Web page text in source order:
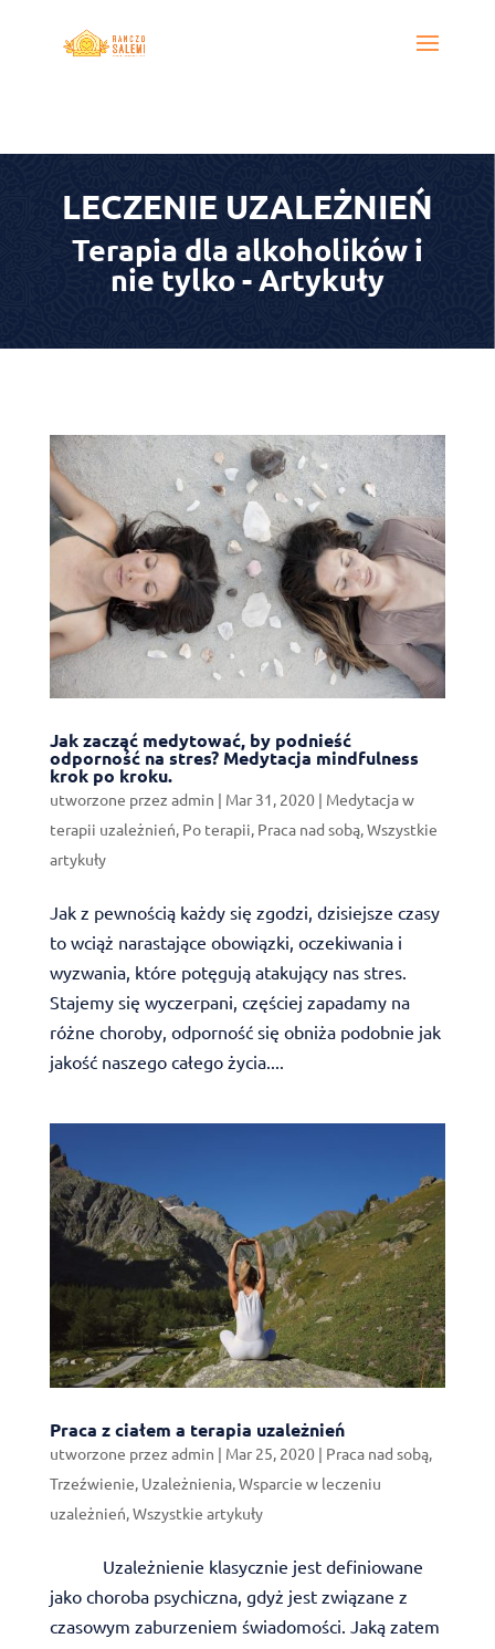
LECZENIE UZALEŻNIEŃ
Terapia dla alkoholików i
nie tylko - Artykuły
Jak zacząć medytować, by podnieść
odporność na stres? Medytacja mindfulness
krok po kroku.
utworzone przez admin | Mar 31, 2020| Medytacja w
terapii uzależnień, Po terapii, Praca nad sobą,Wszystkie
artykuły
Jak z pewnością każdy się zgodzi, dzisiejsze czasy
to wciąż narastające obowiązki, oczekiwania i
wyzwania, które potęgują atakujący nas stres.
Stajemy się wyczerpani, częściej zapadamy na
różne choroby, odporność się obniża podobnie jak
jakość naszego całego życia....
Praca z ciałem a terapia uzależnień
utworzone przez admin | Mar 25, 2020| Praca nad sobą,
Trzeźwienie, Uzależnienia,Wsparcie w leczeniu
uzależnień,Wszystkie artykuły
Uzależnienie klasycznie jest definiowane
jako choroba psychiczna, gdyż jest związane z
czasowym zaburzeniem świadomości. Jaką zatem